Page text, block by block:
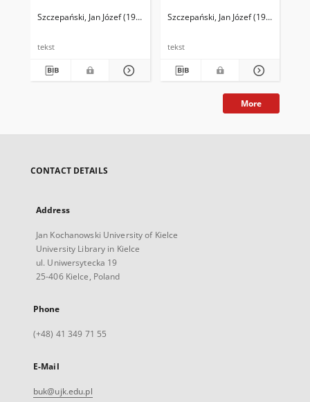
Szczepański, Jan Józef (1919-2003)
tekst
Szczepański, Jan Józef (1919-2003)
tekst
More
CONTACT DETAILS
Address
Jan Kochanowski University of Kielce
University Library in Kielce
ul. Uniwersytecka 19
25-406 Kielce, Poland
Phone
(+48) 41 349 71 55
E-Mail
buk@ujk.edu.pl